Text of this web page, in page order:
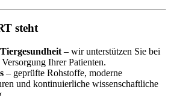
steht
– wir unterstützen Sie bei
Ihrer Patienten.
– geprüfte Rohstoffe, moderne
und kontinuierliche wissenschaftliche